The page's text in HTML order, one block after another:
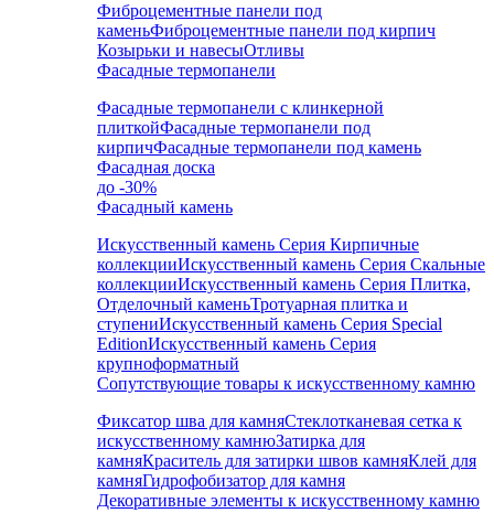
Фиброцементные панели под
каменьФиброцементные панели под кирпич
Козырьки и навесыОтливы
Фасадные термопанели
Фасадные термопанели с клинкерной
плиткойФасадные термопанели под
кирпичФасадные термопанели под камень
Фасадная доска
до -30%
Фасадный камень
Искусственный камень Серия Кирпичные
коллекцииИскусственный камень Серия Скальные
коллекцииИскусственный камень Серия Плитка,
Отделочный каменьТротуарная плитка и
ступениИскусственный камень Серия Special
EditionИскусственный камень Серия
крупноформатный
Сопутствующие товары к искусственному камню
Фиксатор шва для камняСтеклотканевая сетка к
искусственному камнюЗатирка для
камняКраситель для затирки швов камняКлей для
камняГидрофобизатор для камня
Декоративные элементы к искусственному камню